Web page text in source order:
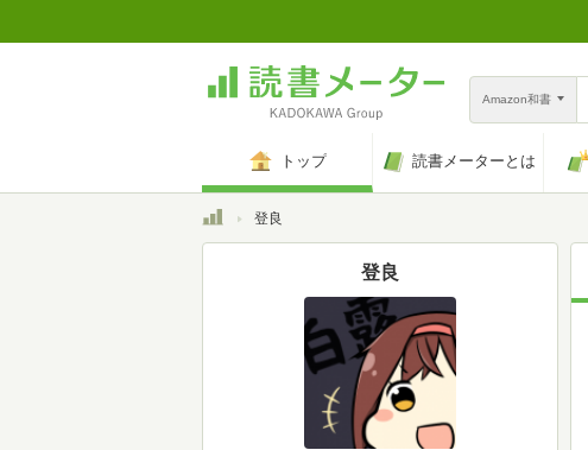
Amazon和書
トップ 読書メーターとは
トップ登良
登良